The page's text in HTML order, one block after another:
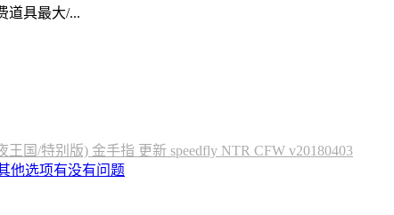
道具最大/...
国/特别版) 金手指 更新 speedfly NTR CFW v20180403
他选项有没有问题